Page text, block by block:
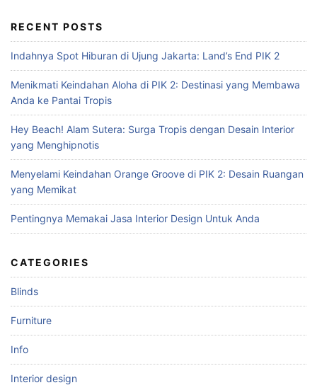
r
c
h
f
o
r
RECENT POSTS
Indahnya Spot Hiburan di Ujung Jakarta: Land’s End PIK 2
Menikmati Keindahan Aloha di PIK 2: Destinasi yang Membawa
Anda ke Pantai Tropis
Hey Beach! Alam Sutera: Surga Tropis dengan Desain Interior
yang Menghipnotis
Menyelami Keindahan Orange Groove di PIK 2: Desain Ruangan
yang Memikat
Pentingnya Memakai Jasa Interior Design Untuk Anda
CATEGORIES
Blinds
Furniture
Info
Interior design